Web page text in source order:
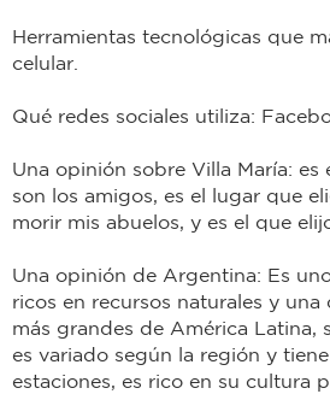
Herramientas tecnológicas que
celular.
Qué redes sociales utiliza:
Una opinión sobre Villa María: es
son los amigos, es el lugar que
morir mis abuelos, y es el que
Una opinión de Argentina: Es
ricos en recursos naturales y una
más grandes de América Latina,
es variado según la región y
estaciones, es rico en su cultura